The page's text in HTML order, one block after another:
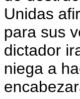
Unidas
para sus
dictador
niega a